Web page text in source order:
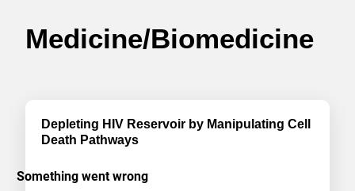
Medicine/Biomedicine
Depleting HIV Reservoir by Manipulating Cell
Death Pathways